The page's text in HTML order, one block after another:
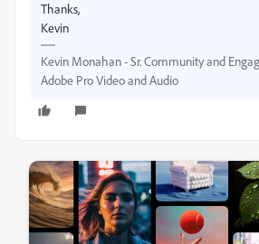
Thanks,
Kevin
Kevin Monahan - Sr. Community and
Adobe Pro Video and Audio